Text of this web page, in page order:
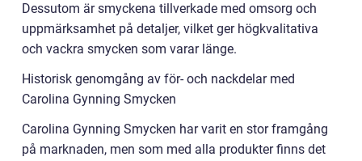
Dessutom är smyckena tillverkade med omsorg och
uppmärksamhet på detaljer, vilket ger högkvalitativa
och vackra smycken som varar länge.
Historisk genomgång av för- och nackdelar med
Carolina Gynning Smycken
Carolina Gynning Smycken har varit en stor framgång
på marknaden, men som med alla produkter finns det